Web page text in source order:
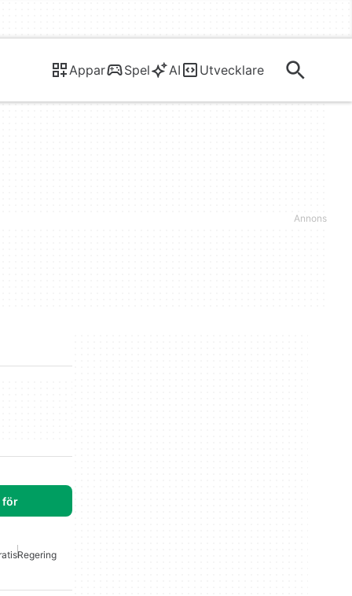
Appar Spel AI Utvecklare
för
Regering